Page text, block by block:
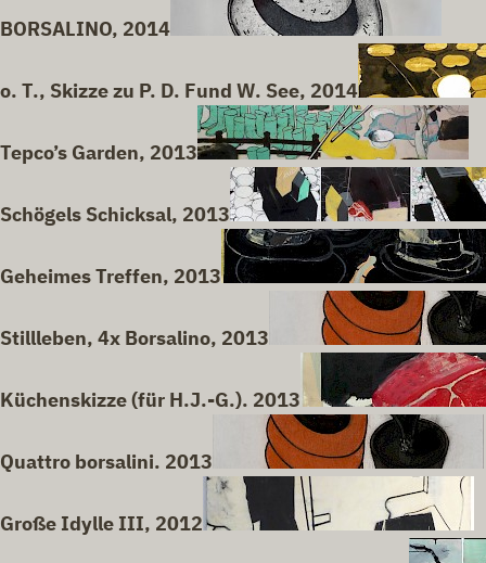
BORSALINO, 2014
o. T., Skizze zu P. D. Fund W. See, 2014
Tepco’s Garden, 2013
Schögels Schicksal, 2013
Geheimes Treffen, 2013
Stillleben, 4x Borsalino, 2013
Küchenskizze (für H.J.-G.). 2013
Quattro borsalini. 2013
Große Idylle III, 2012